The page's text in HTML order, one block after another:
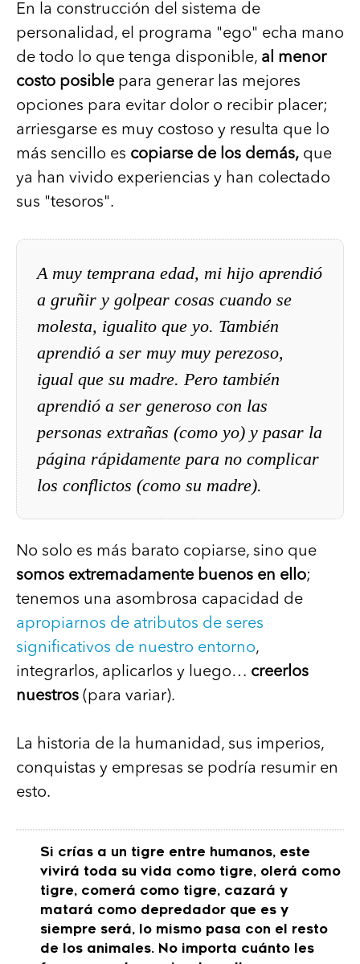
En la construcción del sistema de
personalidad, el programa "ego" echa mano
de todo lo que tenga disponible, al menor
costo posible para generar las mejores
opciones para evitar dolor o recibir placer;
arriesgarse es muy costoso y resulta que lo
más sencillo es copiarse de los demás, que
ya han vivido experiencias y han colectado
sus "tesoros".
A muy temprana edad, mi hijo aprendió
a gruñir y golpear cosas cuando se
molesta, igualito que yo. También
aprendió a ser muy muy perezoso,
igual que su madre. Pero también
aprendió a ser generoso con las
personas extrañas (como yo) y pasar la
página rápidamente para no complicar
los conflictos (como su madre).
No solo es más barato copiarse, sino que
somos extremadamente buenos en ello;
tenemos una asombrosa capacidad de
apropiarnos de atributos de seres
significativos de nuestro entorno,
integrarlos, aplicarlos y luego… creerlos
nuestros (para variar).
La historia de la humanidad, sus imperios,
conquistas y empresas se podría resumir en
esto.
Si crías a un tigre entre humanos, este
vivirá toda su vida como tigre, olerá como
tigre, comerá como tigre, cazará y
matará como depredador que es y
siempre será, lo mismo pasa con el resto
de los animales. No importa cuánto les